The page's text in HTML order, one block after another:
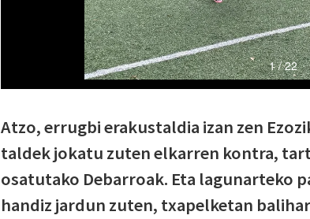
Atzo, errugbi erakustaldia izan zen
taldek jokatu zuten elkarren kontra,
osatutako Debarroak. Eta lagunarteko
handiz jardun zuten, txapelketan